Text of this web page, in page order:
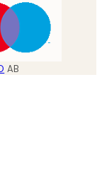
AB